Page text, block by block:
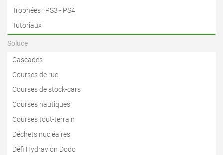
Trophées : PS3 - PS4
Tutoriaux
Soluce
Cascades
Courses de rue
Courses de stock-cars
Courses nautiques
Courses tout-terrain
Déchets nucléaires
Défi Hydravion Dodo